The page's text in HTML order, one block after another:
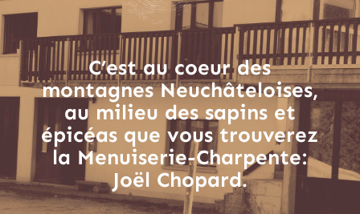
C’est au coeur des
montagnes Neuchâteloises,
au milieu des sapins et
épicéas que vous trouverez
la Menuiserie-Charpente:
Joël Chopard.